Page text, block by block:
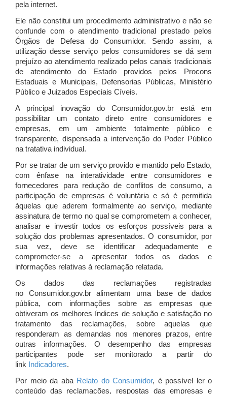
pela internet.
Ele não constitui um procedimento administrativo e não se
confunde com o atendimento tradicional prestado pelos
Órgãos de Defesa do Consumidor. Sendo assim, a
utilização desse serviço pelos consumidores se dá sem
prejuízo ao atendimento realizado pelos canais tradicionais
de atendimento do Estado providos pelos Procons
Estaduais e Municipais, Defensorias Públicas, Ministério
Público e Juizados Especiais Cíveis.
A principal inovação do Consumidor.gov.br está em
possibilitar um contato direto entre consumidores e
empresas, em um ambiente totalmente público e
transparente, dispensada a intervenção do Poder Público
na tratativa individual.
Por se tratar de um serviço provido e mantido pelo Estado,
com ênfase na interatividade entre consumidores e
fornecedores para redução de conflitos de consumo, a
participação de empresas é voluntária e só é permitida
àquelas que aderem formalmente ao serviço, mediante
assinatura de termo no qual se comprometem a conhecer,
analisar e investir todos os esforços possíveis para a
solução dos problemas apresentados. O consumidor, por
sua vez, deve se identificar adequadamente e
comprometer-se a apresentar todos os dados e
informações relativas à reclamação relatada.
Os dados das reclamações registradas
no Consumidor.gov.br alimentam uma base de dados
pública, com informações sobre as empresas que
obtiveram os melhores índices de solução e satisfação no
tratamento das reclamações, sobre aquelas que
responderam as demandas nos menores prazos, entre
outras informações. O desempenho das empresas
participantes pode ser monitorado a partir do
link Indicadores.
Por meio da aba Relato do Consumidor, é possível ler o
conteúdo das reclamações, respostas das empresas e